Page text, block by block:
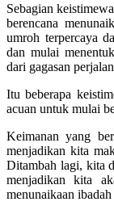
Sebagian
berencana
umroh terpercaya
dan mulai
dari gagasan
Itu beberapa
acuan untuk mulai
Keimanan yang
menjadikan kita
Ditambah lagi, kita
menjadikan kita
menunaikaan